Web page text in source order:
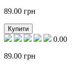
89.00 грн
Купити
0.00
89.00 грн